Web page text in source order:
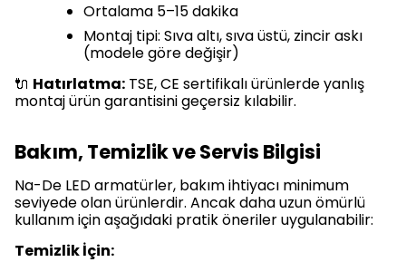
Ortalama 5–15 dakika
Montaj tipi: Sıva altı, sıva üstü, zincir askı
(modele göre değişir)
🔌 Hatırlatma: TSE, CE sertifikalı ürünlerde yanlış
montaj ürün garantisini geçersiz kılabilir.
Bakım, Temizlik ve Servis Bilgisi
Na-De LED armatürler, bakım ihtiyacı minimum
seviyede olan ürünlerdir. Ancak daha uzun ömürlü
kullanım için aşağıdaki pratik öneriler uygulanabilir:
Temizlik İçin: